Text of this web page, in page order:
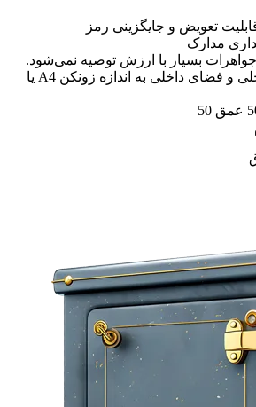
تعویض و جایگزینی رمز
مدارک
بسیار با ارزش توصیه نمی‌شود.
دارای محفظه داخلی و فضای داخلی به اندازه زونکن A4 یا